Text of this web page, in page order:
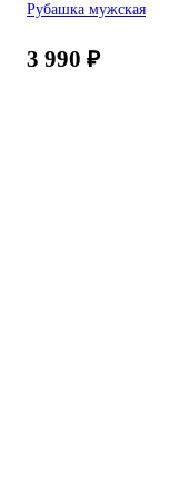
Рубашка мужская
3 990 ₽